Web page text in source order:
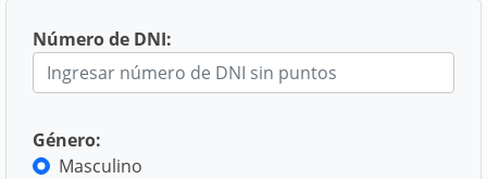
Número de DNI:
Género:
Masculino